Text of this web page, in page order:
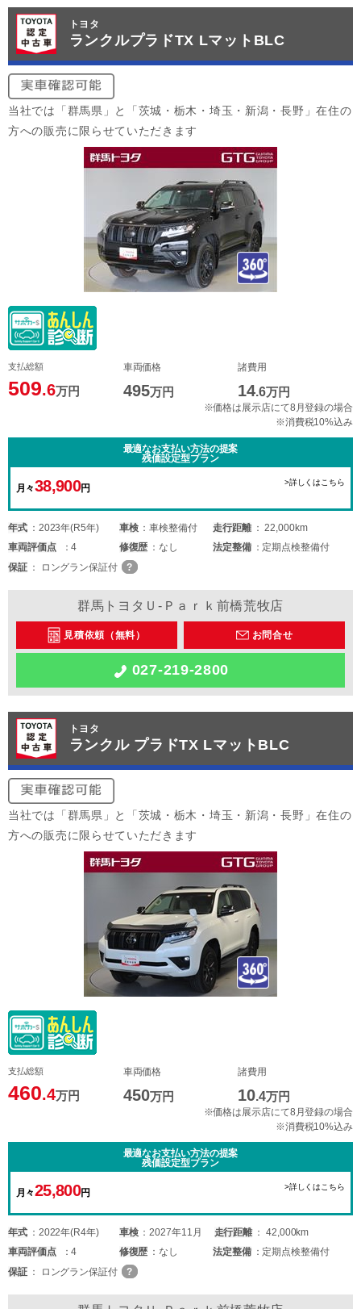
トヨタ
ランクルプラドTX LマットBLC
当社では「群馬県」と「茨城・栃木・埼玉・新潟・長野」在住の
方への販売に限らせていただきます
支払総額
509.6万円
車両価格
495万円
諸費用
14.6万円
※価格は展示店にて8月登録の場合
※消費税10%込み
最適なお支払い方法の提案
残価設定型プラン
月々38,900円
>詳しくはこちら
年式 2023年(R5年) 車検 車検整備付 走行距離
22,000km
車両評価点 4 修復歴 なし 法定整備
定期点検整備付
保証
ロングラン保証付
群馬トヨタＵ-Ｐａｒｋ前橋荒牧店
見積依頼（無料） お問合せ
027-219-2800
トヨタ
ランクル プラドTX LマットBLC
当社では「群馬県」と「茨城・栃木・埼玉・新潟・長野」在住の
方への販売に限らせていただきます
支払総額
460.4万円
車両価格
450万円
諸費用
10.4万円
※価格は展示店にて8月登録の場合
※消費税10%込み
最適なお支払い方法の提案
残価設定型プラン
月々25,800円
>詳しくはこちら
年式 2022年(R4年) 車検 2027年11月 走行距離
42,000km
車両評価点 4 修復歴 なし 法定整備
定期点検整備付
保証
ロングラン保証付